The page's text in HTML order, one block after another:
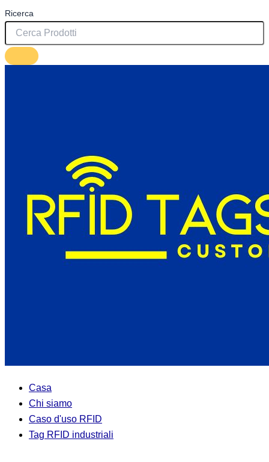
Ricerca
Casa
Chi siamo
Caso d'uso RFID
Tag RFID industriali